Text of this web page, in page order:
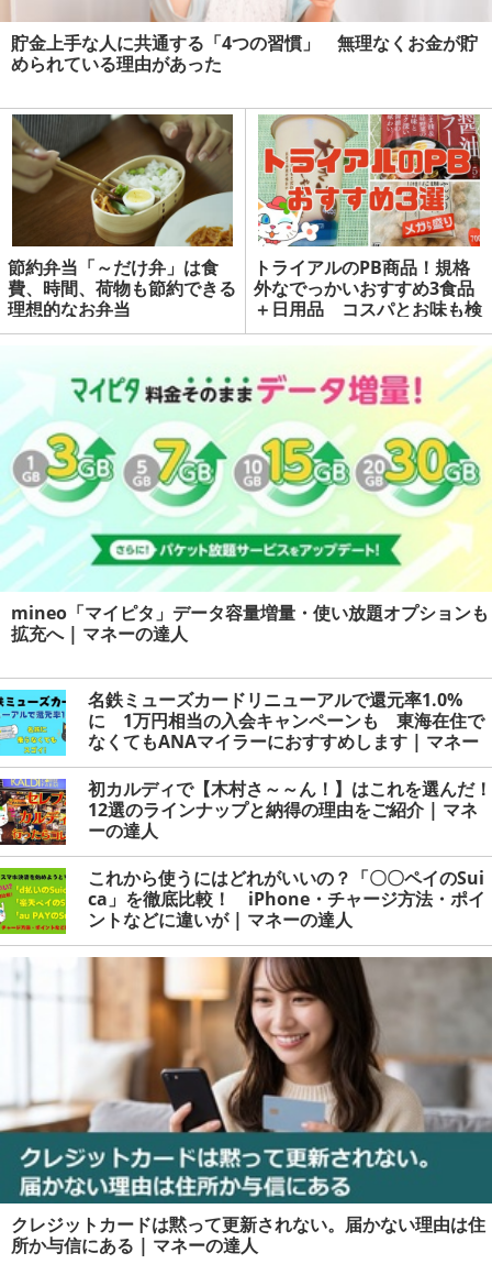
貯金上手な人に共通する「4つの習慣」 無理なくお金が貯
められている理由があった
節約弁当「～だけ弁」は食
費、時間、荷物も節約できる
理想的なお弁当
トライアルのPB商品！規格
外なでっかいおすすめ3食品
＋日用品 コスパとお味も検
証 | マネーの達人
mineo「マイピタ」データ容量増量・使い放題オプションも
拡充へ | マネーの達人
名鉄ミューズカードリニューアルで還元率1.0%
に 1万円相当の入会キャンペーンも 東海在住で
なくてもANAマイラーにおすすめします | マネー
の達人
初カルディで【木村さ～～ん！】はこれを選んだ！
12選のラインナップと納得の理由をご紹介 | マネ
ーの達人
これから使うにはどれがいいの？「〇〇ペイのSui
ca」を徹底比較！ iPhone・チャージ方法・ポイ
ントなどに違いが | マネーの達人
クレジットカードは黙って更新されない。届かない理由は住
所か与信にある | マネーの達人